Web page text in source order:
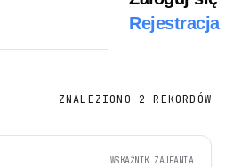
Rejestracja
ZNALEZIONO 2 REKORDÓW
WSKAŹNIK ZAUFANIA